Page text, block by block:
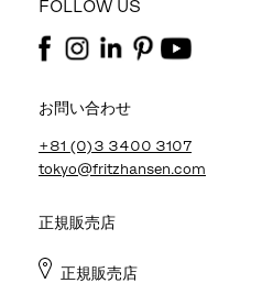
FOLLOW US
お問い合わせ
+81 (0)3 3400 3107
tokyo@fritzhansen.com
正規販売店
正規販売店